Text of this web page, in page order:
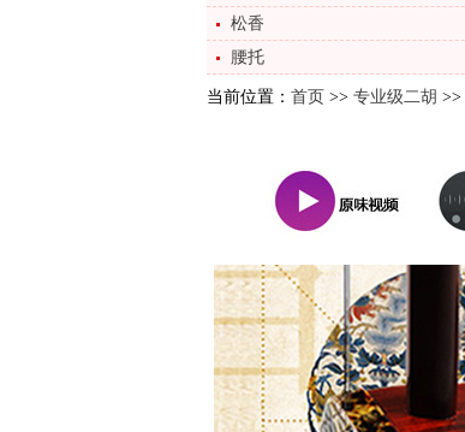
松香
腰托
当前位置： 首页 >> 专业级二胡 >>